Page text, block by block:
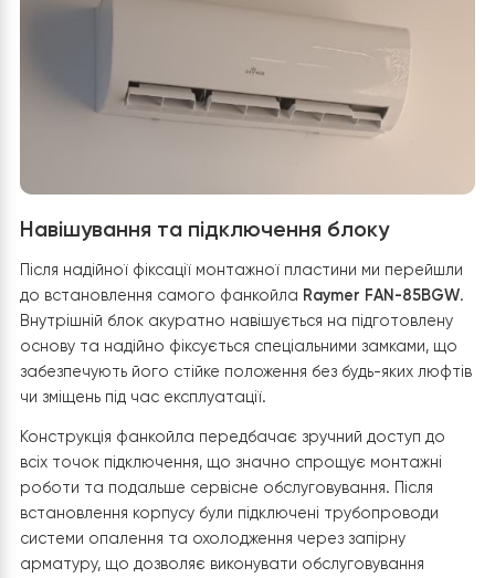
Розмітка та фіксація монтажної
Естетика та прихований монтаж: Оскільки об’єкт — це
новий будинок, усі магістралі (фреонові трубки,
перекриттях. Це дозволило уникнути громіздких
Точність розмітки:За допомогою будівельного рівня
нанесли точну розмітку на стіну. Монтажна пластина
була жорстко зафіксована за допомогою дюбелів та
саморізів. Важливо, щоб основа була встановлена
дренажного піддону всередині фанкойла та
безперешкодне відведення конденсату влітку.